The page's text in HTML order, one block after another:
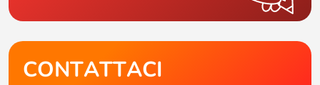
CONTATTACI